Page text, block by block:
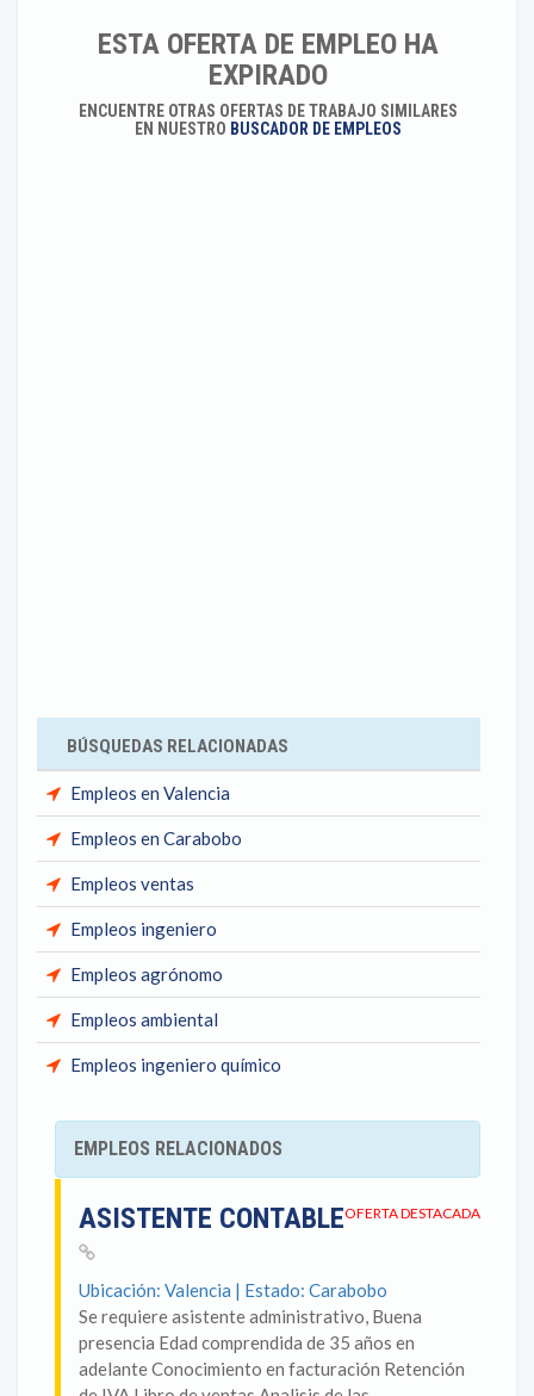
ESTA OFERTA DE EMPLEO HA
EXPIRADO
ENCUENTRE OTRAS OFERTAS DE TRABAJO SIMILARES
EN NUESTRO BUSCADOR DE EMPLEOS
BÚSQUEDAS RELACIONADAS
Empleos en Valencia
Empleos en Carabobo
Empleos ventas
Empleos ingeniero
Empleos agrónomo
Empleos ambiental
Empleos ingeniero químico
EMPLEOS RELACIONADOS
OFERTA DESTACADA
ASISTENTE CONTABLE
Ubicación: Valencia | Estado: Carabobo
Se requiere asistente administrativo, Buena
presencia Edad comprendida de 35 años en
adelante Conocimiento en facturación Retención